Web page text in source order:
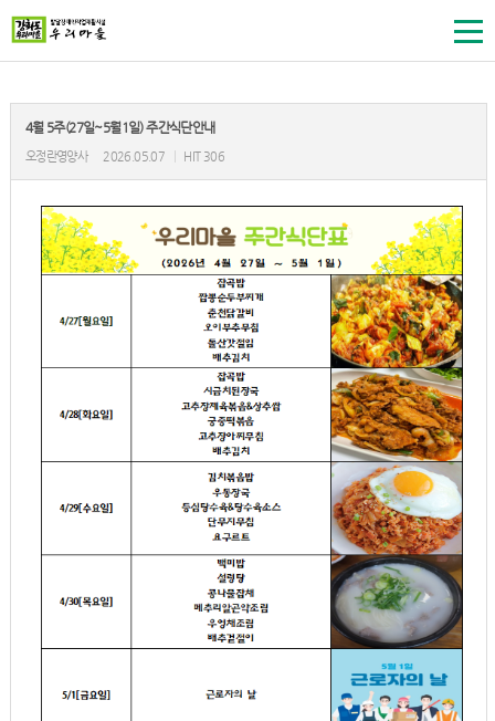
4월 5주(27일~5월1일) 주간식단안내
오정란영양사 2026.05.07 HIT 306